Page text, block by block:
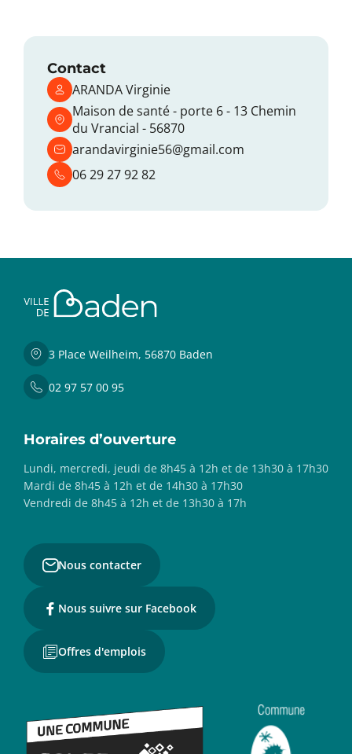
Contact
ARANDA Virginie
Maison de santé - porte 6 - 13 Chemin
du Vrancial - 56870
arandavirginie56@gmail.com
06 29 27 92 82
3 Place Weilheim, 56870 Baden
02 97 57 00 95
Horaires d’ouverture
Lundi, mercredi, jeudi de 8h45 à 12h et de 13h30 à 17h30
Mardi de 8h45 à 12h et de 14h30 à 17h30
Vendredi de 8h45 à 12h et de 13h30 à 17h
Nous contacter
Nous suivre sur Facebook
Offres d'emplois